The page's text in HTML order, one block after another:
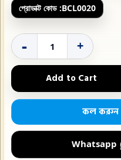
প্রোডাক্ট কোড :BCL0020
- +
Add to Cart
কল করুন
Whatsapp